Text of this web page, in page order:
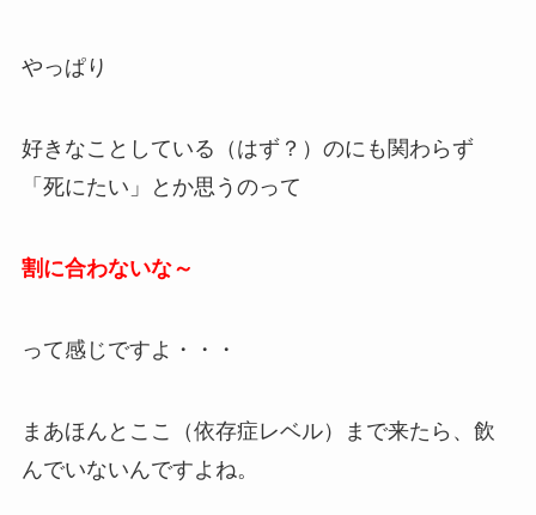
やっぱり
好きなことしている（はず？）のにも関わらず
「死にたい」とか思うのって
割に合わないな～
って感じですよ・・・
まあほんとここ（依存症レベル）まで来たら、飲
んでいないんですよね。